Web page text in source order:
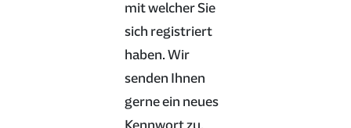
mit welcher Sie
sich registriert
haben. Wir
senden Ihnen
gerne ein neues